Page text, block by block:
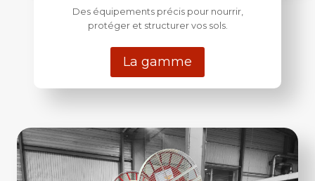
Des équipements précis pour nourrir,
protéger et structurer vos sols.
La gamme